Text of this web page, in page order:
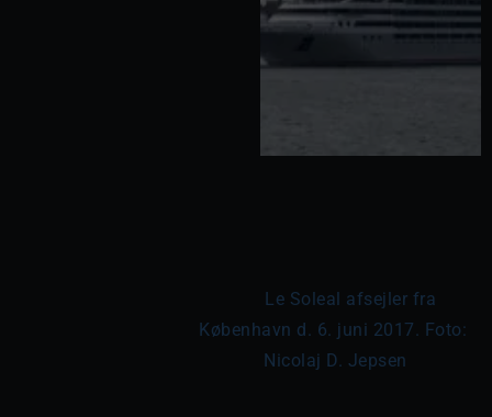
København d. 6. juni 2017. Foto:
Nicolaj D. Jepsen